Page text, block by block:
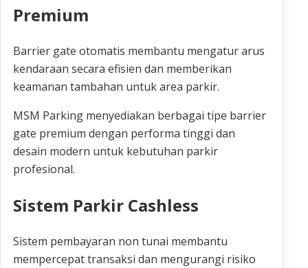
Premium
Barrier gate otomatis membantu mengatur arus
kendaraan secara efisien dan memberikan
keamanan tambahan untuk area parkir.
MSM Parking menyediakan berbagai tipe barrier
gate premium dengan performa tinggi dan
desain modern untuk kebutuhan parkir
profesional.
Sistem Parkir Cashless
Sistem pembayaran non tunai membantu
mempercepat transaksi dan mengurangi risiko